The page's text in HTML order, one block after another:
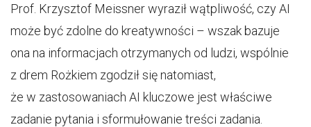
Prof. Krzysztof Meissner wyraził wątpliwość, czy AI
może być zdolne do kreatywności – wszak bazuje
ona na informacjach otrzymanych od ludzi, wspólnie
z drem Rożkiem zgodził się natomiast,
że w zastosowaniach AI kluczowe jest właściwe
zadanie pytania i sformułowanie treści zadania.